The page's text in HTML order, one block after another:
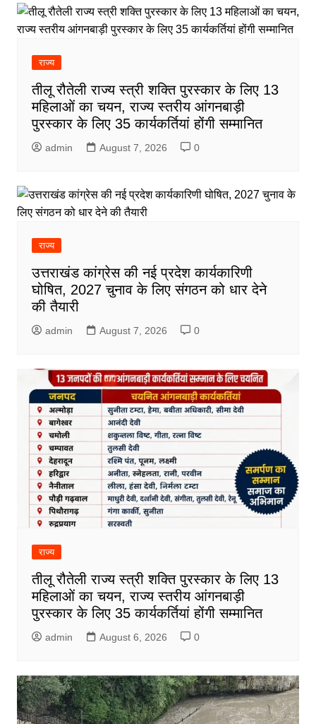
राज्य
तीलू रौतेली राज्य स्त्री शक्ति पुरस्कार के लिए 13
महिलाओं का चयन, राज्य स्तरीय आंगनबाड़ी
पुरस्कार के लिए 35 कार्यकर्तियां होंगी सम्मानित
admin August 7, 2026 0
राज्य
उत्तराखंड कांग्रेस की नई प्रदेश कार्यकारिणी
घोषित, 2027 चुनाव के लिए संगठन को धार देने
की तैयारी
admin August 7, 2026 0
राज्य
तीलू रौतेली राज्य स्त्री शक्ति पुरस्कार के लिए 13
महिलाओं का चयन, राज्य स्तरीय आंगनबाड़ी
पुरस्कार के लिए 35 कार्यकर्तियां होंगी सम्मानित
admin August 6, 2026 0